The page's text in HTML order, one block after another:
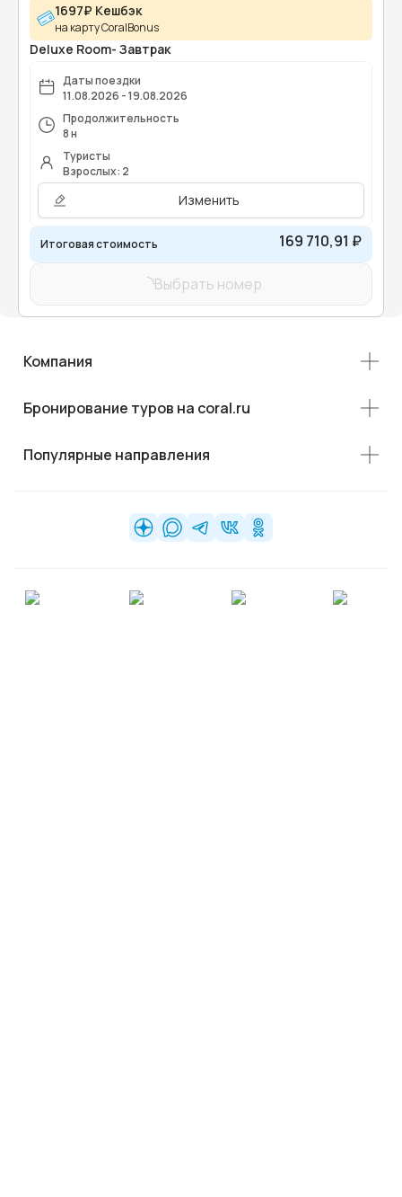
1697₽ Кешбэк
на карту CoralBonus
Deluxe Room- Завтрак
Даты поездки
11.08.2026 - 19.08.2026
Продолжительность
8 н
Туристы
Взрослых: 2
Изменить
Итоговая стоимость 169 710,91 ₽
Выбрать номер
Компания
Бронирование туров на coral.ru
Популярные направления